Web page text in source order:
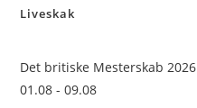
Liveskak
Det britiske Mesterskab 2026
01.08 - 09.08